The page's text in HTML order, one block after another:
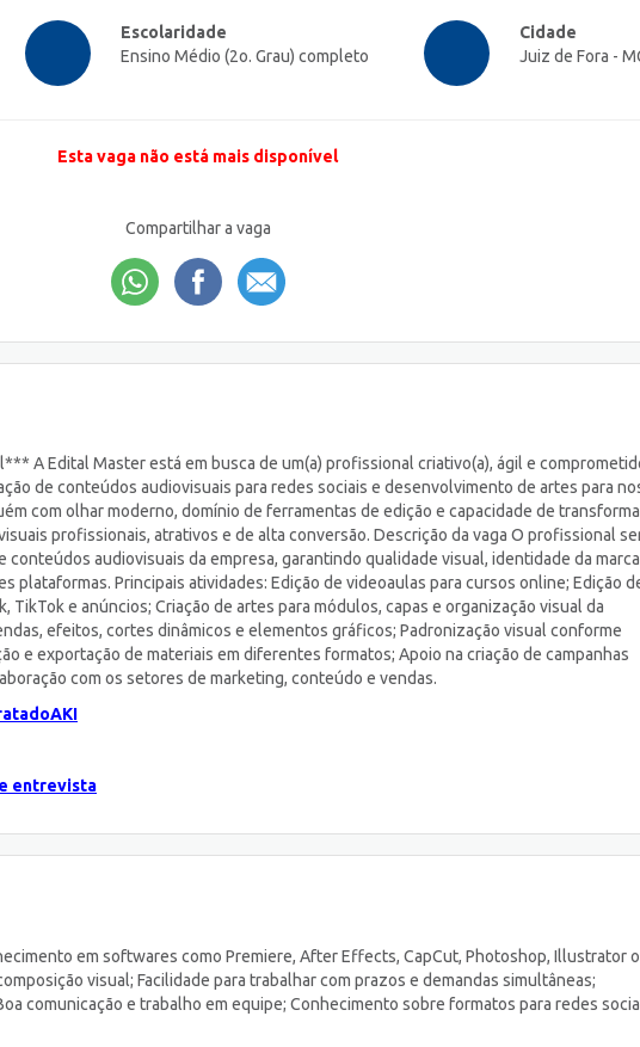
Escolaridade
Ensino Médio (2o. Grau) completo
Cidade
Juiz de Fora -
Esta vaga não está mais disponível
Compartilhar a vaga
A Edital Master está em busca de um(a) profissional criativo(a), ágil e
de conteúdos audiovisuais para redes sociais e desenvolvimento de artes para
com olhar moderno, domínio de ferramentas de edição e capacidade de
profissionais, atrativos e de alta conversão. Descrição da vaga O profissional
audiovisuais da empresa, garantindo qualidade visual, identidade da
plataformas. Principais atividades: Edição de videoaulas para cursos online; Edição
TikTok e anúncios; Criação de artes para módulos, capas e organização visual da
efeitos, cortes dinâmicos e elementos gráficos; Padronização visual conforme
e exportação de materiais em diferentes formatos; Apoio na criação de campanhas
com os setores de marketing, conteúdo e vendas.
entrevista
em softwares como Premiere, After Effects, CapCut, Photoshop, Illustrator
visual; Facilidade para trabalhar com prazos e demandas simultâneas;
comunicação e trabalho em equipe; Conhecimento sobre formatos para redes